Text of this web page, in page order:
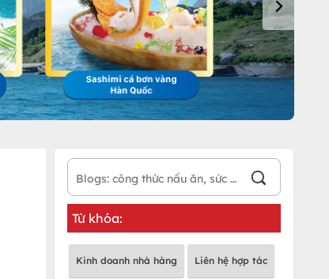
Từ khóa:
Kinh doanh nhà hàng Liên hệ hợp tác